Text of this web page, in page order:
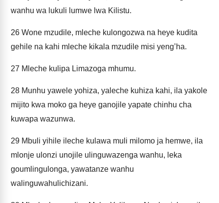
wanhu wa lukuli lumwe lwa Kilistu.
26 Wone mzudile, mleche kulongozwa na heye kudita
gehile na kahi mleche kikala mzudile misi yeng’ha.
27 Mleche kulipa Limazoga mhumu.
28 Munhu yawele yohiza, yaleche kuhiza kahi, ila yakole
mijito kwa moko ga heye ganojile yapate chinhu cha
kuwapa wazunwa.
29 Mbuli yihile ileche kulawa muli milomo ja hemwe, ila
mlonje ulonzi unojile ulinguwazenga wanhu, leka
goumlingulonga, yawatanze wanhu
walinguwahulichizani.